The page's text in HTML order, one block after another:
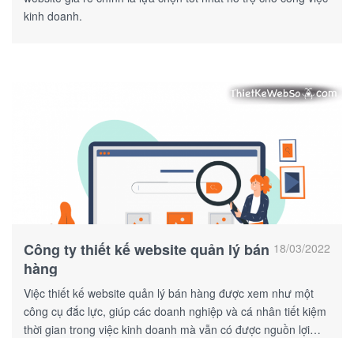
kinh doanh.
18/03/2022
Công ty thiết kế website quản lý bán
hàng
Việc thiết kế website quản lý bán hàng được xem như một
công cụ đắc lực, giúp các doanh nghiệp và cá nhân tiết kiệm
thời gian trong việc kinh doanh mà vẫn có được nguồn lợi